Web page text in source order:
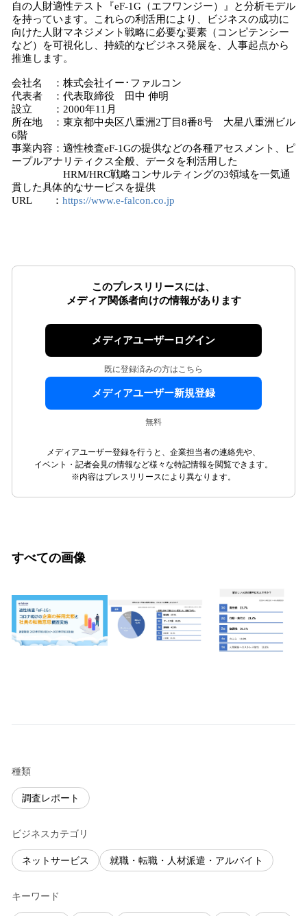
自の人財適性テスト『eF-1G（エフワンジー）』と分析モデル
を持っています。これらの利活用により、ビジネスの成功に
向けた人財マネジメント戦略に必要な要素（コンピテンシー
など）を可視化し、持続的なビジネス発展を、人事起点から
推進します。
会社名 ：株式会社イー･ファルコン
代表者 ：代表取締役 田中 伸明
設立 ：2000年11月
所在地 ：東京都中央区八重洲2丁目8番8号 大星八重洲ビル
6階
事業内容：適性検査eF-1Gの提供などの各種アセスメント、ピ
ープルアナリティクス全般、データを利活用した
HRM/HRC戦略コンサルティングの3領域を一気通
貫した具体的なサービスを提供
URL ： https://www.e-falcon.co.jp
このプレスリリースには、
メディア関係者向けの情報があります
メディアユーザーログイン
既に登録済みの方はこちら
メディアユーザー新規登録
無料
メディアユーザー登録を行うと、企業担当者の連絡先や、
イベント・記者会見の情報など様々な特記情報を閲覧できます。
※内容はプレスリリースにより異なります。
すべての画像
種類
調査レポート
ビジネスカテゴリ
ネットサービス 就職・転職・人材派遣・アルバイト
キーワード